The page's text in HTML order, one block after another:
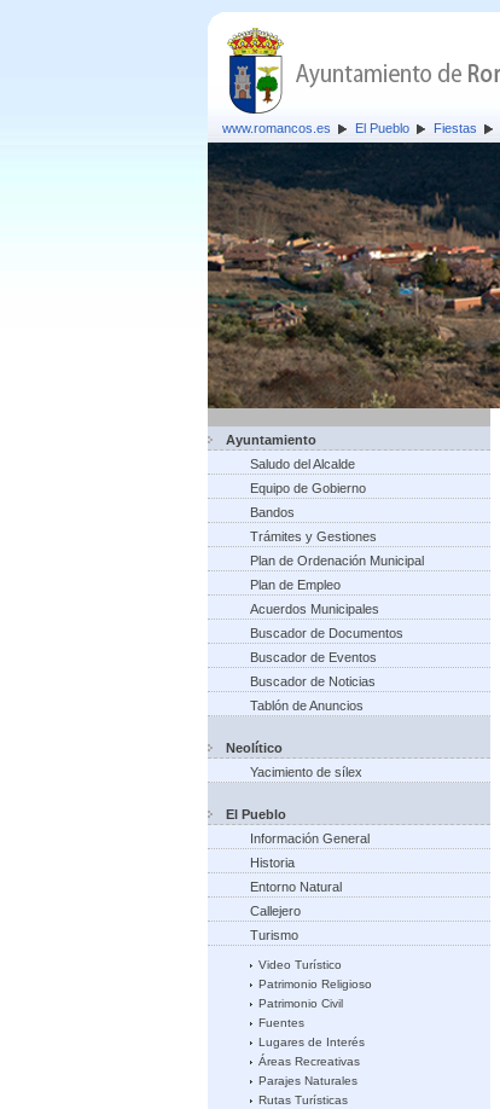
www.romancos.es El Pueblo Fiestas
Ayuntamiento
Saludo del Alcalde
Equipo de Gobierno
Bandos
Trámites y Gestiones
Plan de Ordenación Municipal
Plan de Empleo
Acuerdos Municipales
Buscador de Documentos
Buscador de Eventos
Buscador de Noticias
Tablón de Anuncios
Neolítico
Yacimiento de sílex
El Pueblo
Información General
Historia
Entorno Natural
Callejero
Turismo
Video Turístico
Patrimonio Religioso
Patrimonio Civil
Fuentes
Lugares de Interés
Áreas Recreativas
Parajes Naturales
Rutas Turísticas